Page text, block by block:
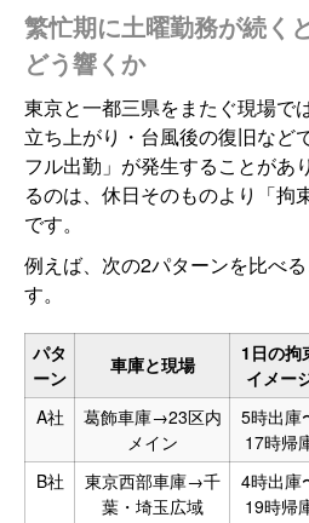
繁忙期に土曜勤務が続く
どう響くか
東京と一都三県をまたぐ現場で
立ち上がり・台風後の復旧など
フル出勤」が発生することがあ
るのは、休日そのものより「拘
です。
例えば、次の2パターンを比べ
す。
パタ
ーン
車庫と現場
1日の拘
イメー
A社
葛飾車庫→23区内
メイン
5時出庫
17時帰
B社
東京西部車庫→千
葉・埼玉広域
4時出庫
19時帰